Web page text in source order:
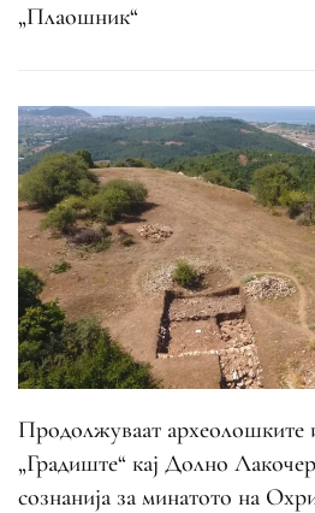
„Плаошник“
Продолжуваат археолошките
„Градиште“ кај Долно
сознанија за минатото на